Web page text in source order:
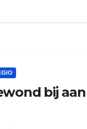
bij